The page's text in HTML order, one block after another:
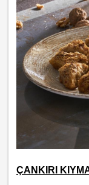
ÇANKIRI